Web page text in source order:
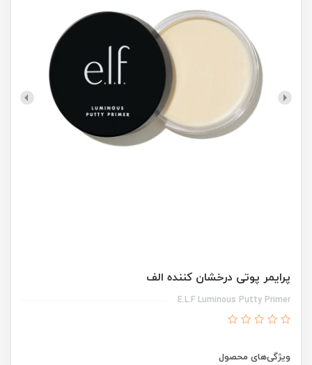
پرایمر پوتی درخشان کننده الف
E.L.F Luminous Putty Primer
ویژگی‌های محصول